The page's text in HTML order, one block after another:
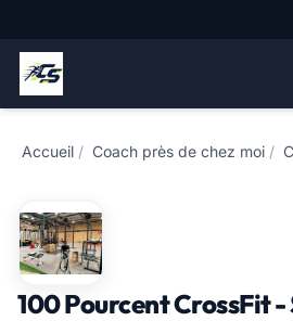
Accueil / Coach près de chez moi /
100 Pourcent CrossFit